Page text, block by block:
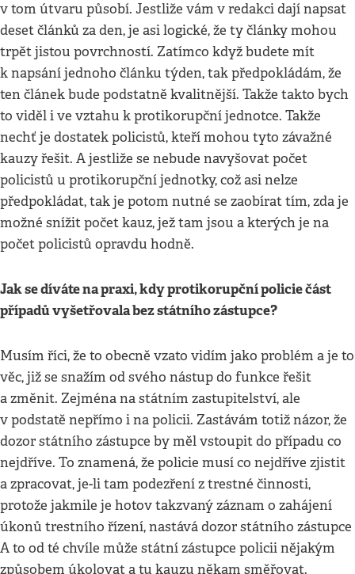
v tom útvaru působí. Jestliže vám v redakci dají napsat
deset článků za den, je asi logické, že ty články mohou
trpět jistou povrchností. Zatímco když budete mít
k napsání jednoho článku týden, tak předpokládám, že
ten článek bude podstatně kvalitnější. Takže takto bych
to viděl i ve vztahu k protikorupční jednotce. Takže
nechť je dostatek policistů, kteří mohou tyto závažné
kauzy řešit. A jestliže se nebude navyšovat počet
policistů u protikorupční jednotky, což asi nelze
předpokládat, tak je potom nutné se zaobírat tím, zda je
možné snížit počet kauz, jež tam jsou a kterých je na
počet policistů opravdu hodně.
Jak se díváte na praxi, kdy protikorupční policie část
případů vyšetřovala bez státního zástupce?
Musím říci, že to obecně vzato vidím jako problém a je to
věc, již se snažím od svého nástup do funkce řešit
a změnit. Zejména na státním zastupitelství, ale
v podstatě nepřímo i na policii. Zastávám totiž názor, že
dozor státního zástupce by měl vstoupit do případu co
nejdříve. To znamená, že policie musí co nejdříve zjistit
a zpracovat, je-li tam podezření z trestné činnosti,
protože jakmile je hotov takzvaný záznam o zahájení
úkonů trestního řízení, nastává dozor státního zástupce
A to od té chvíle může státní zástupce policii nějakým
způsobem úkolovat a tu kauzu někam směřovat.